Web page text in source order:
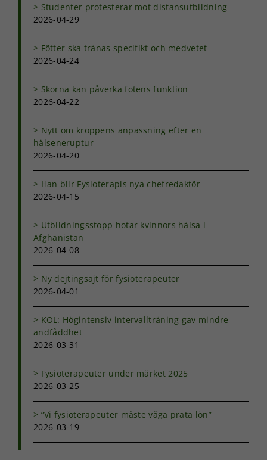
Studenter protesterar mot distansutbildning
2026-04-29
Fötter ska tränas specifikt och medvetet
2026-04-24
Skorna kan påverka fotens funktion
2026-04-22
Nytt om kroppens anpassning efter en
hälseneruptur
2026-04-20
Han blir Fysioterapis nya chefredaktör
2026-04-15
Utbildningsstopp hotar kvinnors hälsa i
Afghanistan
2026-04-08
Ny dejtingsajt för fysioterapeuter
2026-04-01
KOL: Högintensiv intervallträning gav mindre
andfåddhet
2026-03-31
Fysioterapeuter under märket 2025
2026-03-25
”Vi fysioterapeuter måste våga prata lön”
2026-03-19
kunna
funktionalitet
och
baserat på
hur
hemsida ska
prestera så
ditt besök.
Om du nekar
kommer viss
funktionalitet
hemsidan.
Genom att dela
med dig av dina
chansen att få se
anpassat innehåll